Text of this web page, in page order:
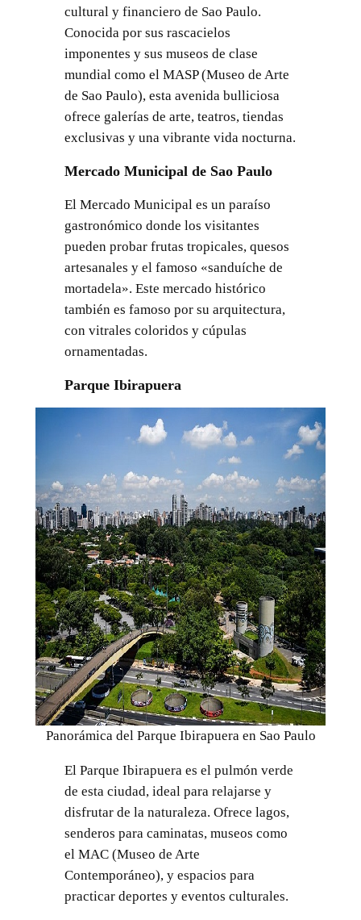
cultural y financiero de Sao Paulo.
Conocida por sus rascacielos
imponentes y sus museos de clase
mundial como el MASP (Museo de Arte
de Sao Paulo), esta avenida bulliciosa
ofrece galerías de arte, teatros, tiendas
exclusivas y una vibrante vida nocturna.
Mercado Municipal de Sao Paulo
El Mercado Municipal es un paraíso
gastronómico donde los visitantes
pueden probar frutas tropicales, quesos
artesanales y el famoso «sanduíche de
mortadela». Este mercado histórico
también es famoso por su arquitectura,
con vitrales coloridos y cúpulas
ornamentadas.
Parque Ibirapuera
Panorámica del Parque Ibirapuera en Sao Paulo
El Parque Ibirapuera es el pulmón verde
de esta ciudad, ideal para relajarse y
disfrutar de la naturaleza. Ofrece lagos,
senderos para caminatas, museos como
el MAC (Museo de Arte
Contemporáneo), y espacios para
practicar deportes y eventos culturales.